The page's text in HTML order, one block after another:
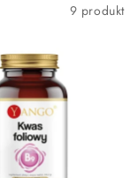
9 produkt